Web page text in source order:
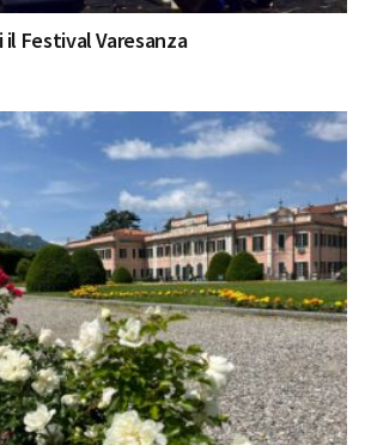
il Festival Varesanza